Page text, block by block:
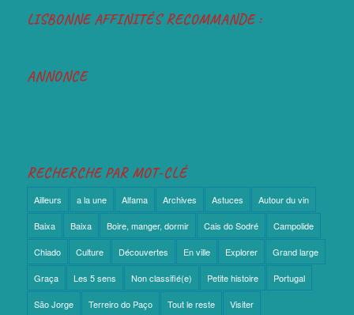
LISBONNE AFFINITÉS RECOMMANDE :
ANNONCE
RECHERCHE PAR MOT-CLÉ
Ailleurs a la une Alfama Archives Astuces Autour du vin
Baixa Baixa Boire, manger, dormir Cais do Sodré Campolide
Chiado Culture Découvertes En ville Explorer Grand large
Graça Les 5 sens Non classifié(e) Petite histoire Portugal
São Jorge Terreiro do Paço Tout le reste Visiter